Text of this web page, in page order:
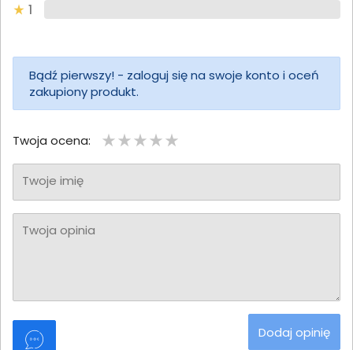
1
Bądź pierwszy! - zaloguj się na swoje konto i oceń
zakupiony produkt.
Twoja ocena:
Twoje imię
Twoja opinia
Dodaj opinię